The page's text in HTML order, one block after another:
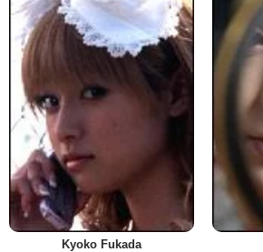
Kyoko Fukada